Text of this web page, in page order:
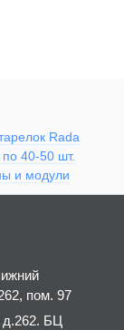
Rada
40-50 шт.
и модули
пом. 97
д.262. БЦ